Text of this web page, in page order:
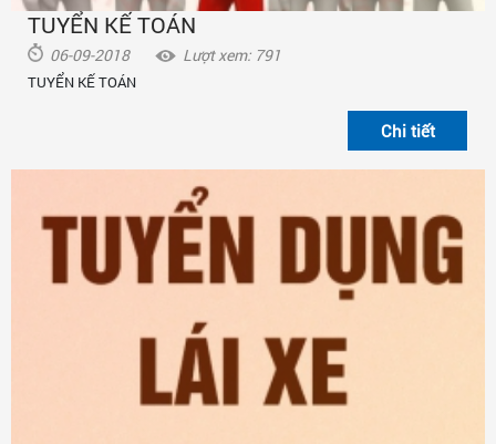
TUYỂN KẾ TOÁN
06-09-2018 Lượt xem: 791
TUYỂN KẾ TOÁN